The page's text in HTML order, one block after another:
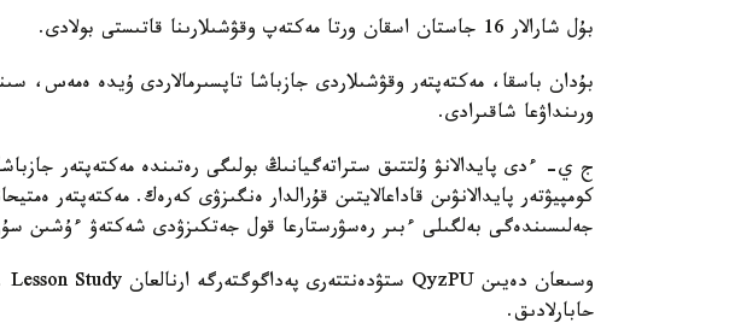
بۇل شارالار 16 جاستان اسقان ورتا مەكتەپ وقۋشىلارىنا قاتىستى بولادى.
بۇدان باسقا، مەكتەپتەر وقۋشىلاردى جازباشا تاپسىرمالاردى ۇيدە ەمەس،
ورىنداۋعا شاقىرادى.
ج ي- ءدى پايدالانۋ ۇلتتىق ستراتەگيانىڭ بولىگى رەتىندە مەكتەپتەر
كومپيۋتەر پايدالانۋىن قاداعالايتىن قۇرالدار ەنگىزۋى كەرەك. مەكتەپتەر
جەلىسىندەگى بەلگىلى ءبىر رەسۋرستارعا قول جەتكىزۋدى شەكتەۋ ءۇشىن
حابارلادىق.